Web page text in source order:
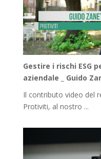
Gestire i rischi ESG
aziendale _ Guido
Il contributo video del
Protiviti, al nostro ...